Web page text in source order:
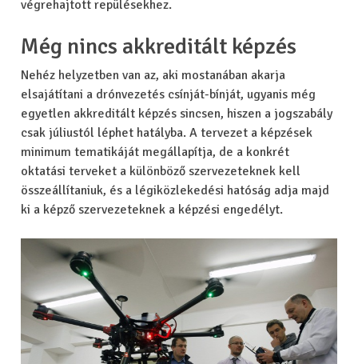
végrehajtott repülésekhez.
Még nincs akkreditált képzés
Nehéz helyzetben van az, aki mostanában akarja
elsajátítani a drónvezetés csínját-bínját, ugyanis még
egyetlen akkreditált képzés sincsen, hiszen a jogszabály
csak júliustól léphet hatályba. A tervezet a képzések
minimum tematikáját megállapítja, de a konkrét
oktatási terveket a különböző szervezeteknek kell
összeállítaniuk, és a légiközlekedési hatóság adja majd
ki a képző szervezeteknek a képzési engedélyt.